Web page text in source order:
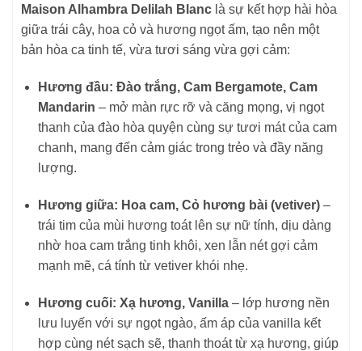
Maison Alhambra Delilah Blanc là sự kết hợp hài hòa
giữa trái cây, hoa cỏ và hương ngọt ấm, tạo nên một
bản hòa ca tinh tế, vừa tươi sáng vừa gợi cảm:
Hương đầu: Đào trắng, Cam Bergamote, Cam
Mandarin – mở màn rực rỡ và căng mọng, vị ngọt
thanh của đào hòa quyện cùng sự tươi mát của cam
chanh, mang đến cảm giác trong trẻo và đầy năng
lượng.
Hương giữa: Hoa cam, Cỏ hương bài (vetiver)–
trái tim của mùi hương toát lên sự nữ tính, dịu dàng
nhờ hoa cam trắng tinh khôi, xen lẫn nét gợi cảm
mạnh mẽ, cá tính từ vetiver khói nhẹ.
Hương cuối: Xạ hương, Vanilla– lớp hương nền
lưu luyến với sự ngọt ngào, ấm áp của vanilla kết
hợp cùng nét sạch sẽ, thanh thoát từ xạ hương, giúp